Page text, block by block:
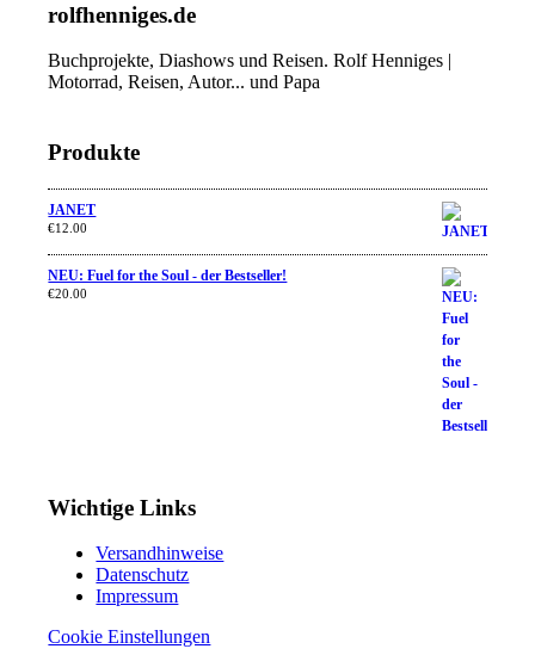
rolfhenniges.de
Buchprojekte, Diashows und Reisen. Rolf Henniges |
Motorrad, Reisen, Autor... und Papa
Produkte
JANET
€12.00
NEU: Fuel for the Soul - der Bestseller!
€20.00
Wichtige Links
Versandhinweise
Datenschutz
Impressum
Cookie Einstellungen